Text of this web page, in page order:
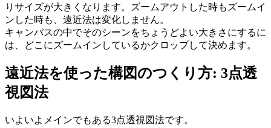
りサイズが大きくなります。ズームアウトした時もズームイ
ンした時も、遠近法は変化しません。
キャンバスの中でそのシーンをちょうどよい大きさにするに
は、どこにズームインしているかクロップして決めます。
遠近法を使った構図のつくり方: 3点透
視図法
いよいよメインでもある3点透視図法です。